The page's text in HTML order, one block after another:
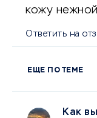
кожу
Ответить на
ЕЩЕ ПО ТЕМЕ
Как